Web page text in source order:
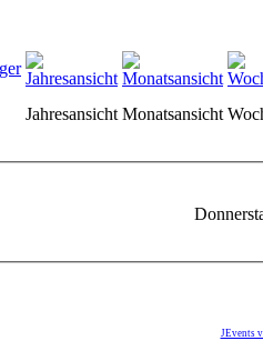
Jahresansicht Monatsansicht
JEvents